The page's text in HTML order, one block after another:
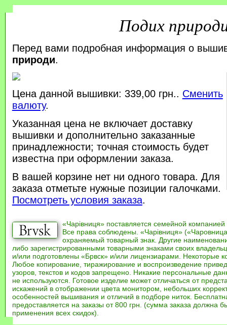
Подих
Перед вами подробная информация о
природи.
Цена данной вышивки: 339,00 грн.. Сменить
валюту.
Указанная цена не включает доставку
вышивки и дополнительно заказанные
принадлежности; точная стоимость будет
известна при оформлении заказа.
В вашей корзине нет ни одного товара. Для
заказа отметьте нужные позиции галочками.
Посмотреть условия заказа.
«Чарівниця» поставляется семейной компанией
Все права соблюдены. «Чарівниця»
охраняемый товарный знак. Другие
либо зарегистрированными товарными знаками своих
и/или подготовлены «Брвск» и/или лицензиарами. Некоторые
Любое копирование, тиражирование и воспроизведение
узоров, текстов и кодов запрещено. Никакие персональные
не используются. Готовое изделие может отличаться от
искажений в отображении цвета монитором, небольших
особенностей вышивания и отличий в подборе ниток.
предоставляется на заказы от 800 грн. (сумма заказа должна
применения всех скидок).